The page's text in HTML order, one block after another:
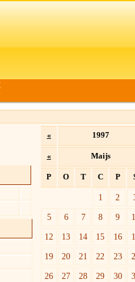
« 1997
« Maijs
P O T C P
1 2
5
6 7 8 9
12
13 14 15 16
19
20 21 22 23
26
27 28 29 30